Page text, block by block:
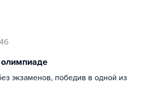
экзаменов, победив в одной из